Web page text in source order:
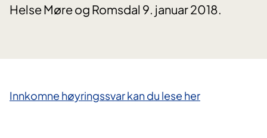
Helse Møre og Romsdal 9. januar 2018.
​Innkomne høyringssvar kan du lese her